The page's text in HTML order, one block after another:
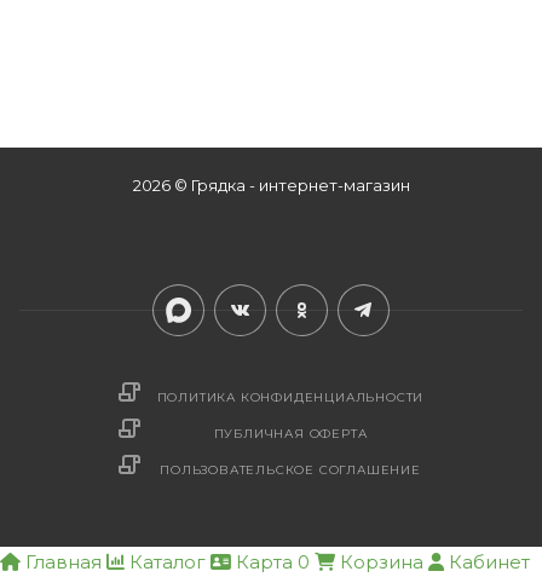
2026 © Грядка - интернет-магазин
ПОЛИТИКА КОНФИДЕНЦИАЛЬНОСТИ
ПУБЛИЧНАЯ ОФЕРТА
ПОЛЬЗОВАТЕЛЬСКОЕ СОГЛАШЕНИЕ
Главная Каталог Карта 0 Корзина Кабинет